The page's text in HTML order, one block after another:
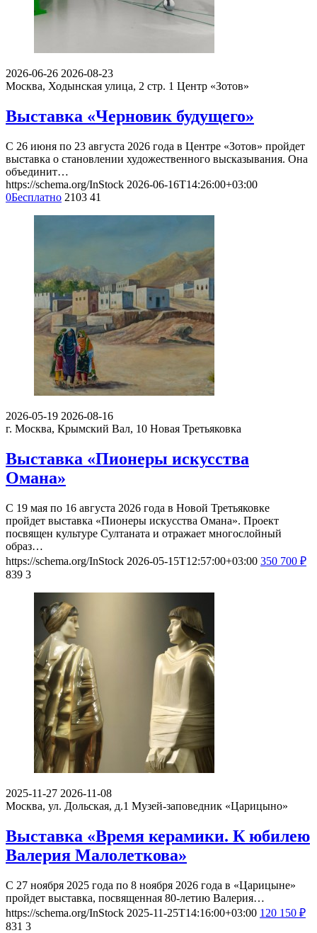
2026-06-26 2026-08-23
Москва, Ходынская улица, 2 стр. 1 Центр «Зотов»
Выставка «Черновик будущего»
С 26 июня по 23 августа 2026 года в Центре «Зотов» пройдет
выставка о становлении художественного высказывания. Она
объединит…
https://schema.org/InStock 2026-06-16T14:26:00+03:00
0Бесплатно 2103 41
2026-05-19 2026-08-16
г. Москва, Крымский Вал, 10 Новая Третьяковка
Выставка «Пионеры искусства
Омана»
С 19 мая по 16 августа 2026 года в Новой Третьяковке
пройдет выставка «Пионеры искусства Омана». Проект
посвящен культуре Султаната и отражает многослойный
образ…
https://schema.org/InStock 2026-05-15T12:57:00+03:00 350 700 ₽
839 3
2025-11-27 2026-11-08
Москва, ул. Дольская, д.1 Музей-заповедник «Царицыно»
Выставка «Время керамики. К юбилею
Валерия Малолеткова»
С 27 ноября 2025 года по 8 ноября 2026 года в «Царицыне»
пройдет выставка, посвященная 80-летию Валерия…
https://schema.org/InStock 2025-11-25T14:16:00+03:00 120 150 ₽
831 3